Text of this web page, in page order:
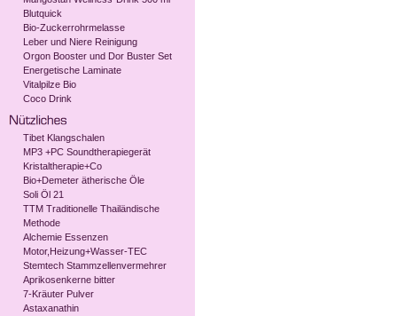
Blutquick
Bio-Zuckerrohrmelasse
Leber und Niere Reinigung
Orgon Booster und Dor Buster Set
Energetische Laminate
Vitalpilze Bio
Coco Drink
Tibet Klangschalen
MP3 +PC Soundtherapiegerät
Kristaltherapie+Co
Bio+Demeter ätherische Öle
Soli Öl 21
TTM Traditionelle Thailändische
Methode
Alchemie Essenzen
Motor,Heizung+Wasser-TEC
Stemtech Stammzellenvermehrer
Aprikosenkerne bitter
7-Kräuter Pulver
Astaxanathin